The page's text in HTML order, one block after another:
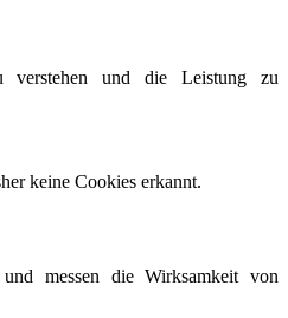
und die Leistung zu
keine Cookies erkannt.
messen die Wirksamkeit von